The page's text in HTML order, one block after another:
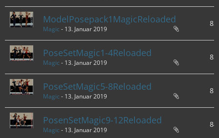
ModelPosepack1MagicReloaded
Magic - 13. Januar 2019
PoseSetMagic1-4Reloaded
Magic - 13. Januar 2019
PoseSetMagic5-8Reloaded
Magic - 13. Januar 2019
PosenSetMagic9-12Reloaded
Magic - 13. Januar 2019